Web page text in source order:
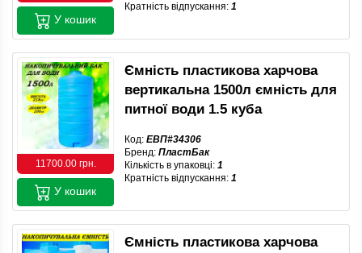
Кратність відпускання: 1
У кошик
11700.00 грн.
Ємність пластикова харчова
вертикальна 1500л ємність для
питної води 1.5 куба
Код: ЕВП#34306
Бренд: ПластБак
Кількість в упаковці: 1
Кратність відпускання: 1
У кошик
Ємність пластикова харчова